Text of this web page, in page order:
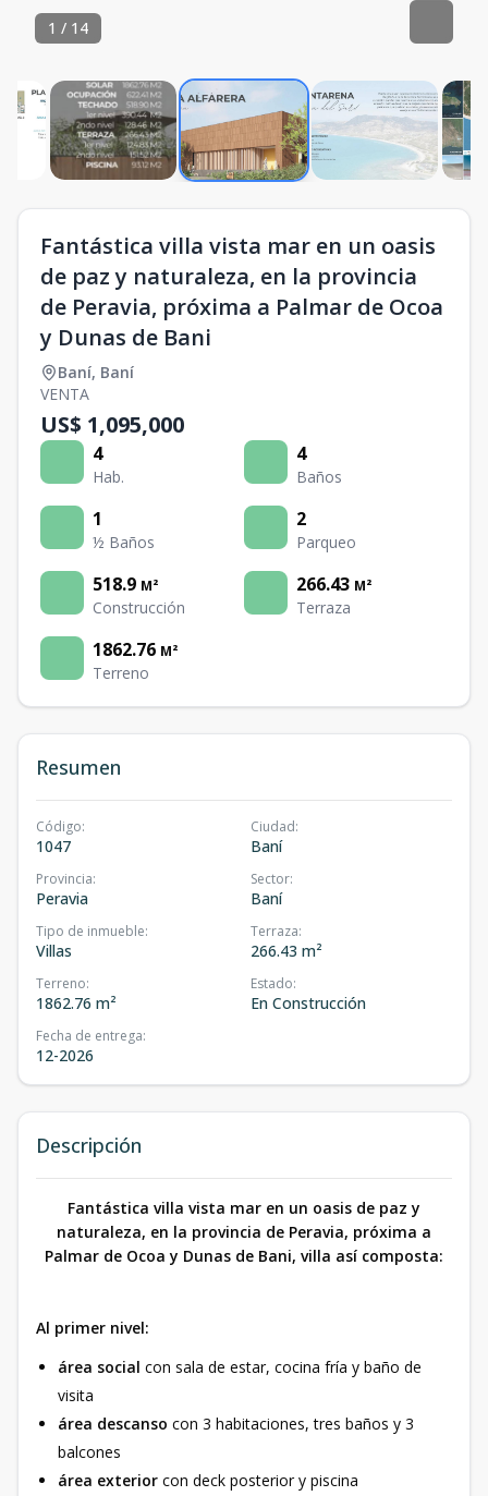
1 / 14
Fantástica villa vista mar en un oasis
de paz y naturaleza, en la provincia
de Peravia, próxima a Palmar de Ocoa
y Dunas de Bani
Baní, Baní
VENTA
US$ 1,095,000
4
Hab.
4
Baños
1
½ Baños
2
Parqueo
518.9 M²
Construcción
266.43 M²
Terraza
1862.76 M²
Terreno
Resumen
Código:
1047
Ciudad:
Baní
Provincia:
Peravia
Sector:
Baní
Tipo de inmueble:
Villas
Terraza:
266.43 m²
Terreno:
1862.76 m²
Estado:
En Construcción
Fecha de entrega:
12-2026
Descripción
Fantástica villa vista mar en un oasis de paz y
naturaleza, en la provincia de Peravia, próxima a
Palmar de Ocoa y Dunas de Bani, villa así composta:
Al primer nivel:
área social con sala de estar, cocina fría y baño de
visita
área descanso con 3 habitaciones, tres baños y 3
balcones
área exterior con deck posterior y piscina